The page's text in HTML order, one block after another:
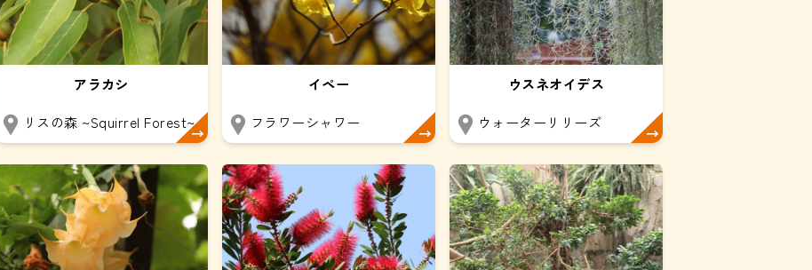
アラカシ
リスの森 ~Squirrel Forest~
イペー
フラワーシャワー
ウスネオイデス
ウォーターリリーズ